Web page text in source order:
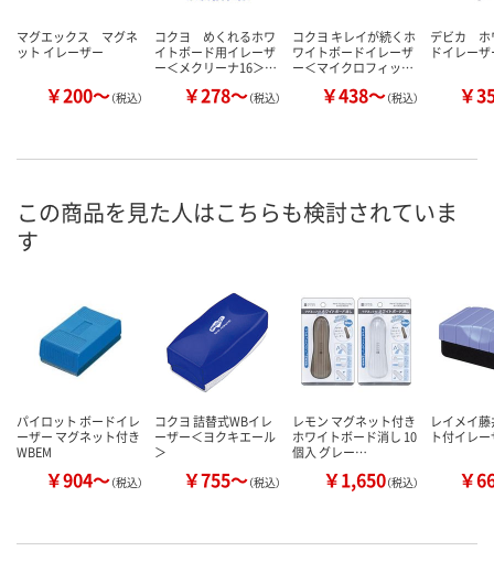
マグエックス マグネ
ット イレーザー
￥200～（税込）
コクヨ めくれるホワ
イトボード用イレーザ
ー＜メクリーナ16＞…
￥278～（税込）
コクヨ キレイが続くホ
ワイトボードイレーザ
ー＜マイクロフィッ…
￥438～（税込）
デビカ ホ
ドイレーザ
￥
この商品を見た人はこちらも検討されていま
す
パイロット ボードイレ
ーザー マグネット付き
WBEM
￥904～（税込）
コクヨ 詰替式WBイレ
ーザー＜ヨクキエール
＞
￥755～（税込）
レモン マグネット付き
ホワイトボード消し 10
個入 グレー…
￥1,650（税込）
レイメイ
ト付イレ
￥